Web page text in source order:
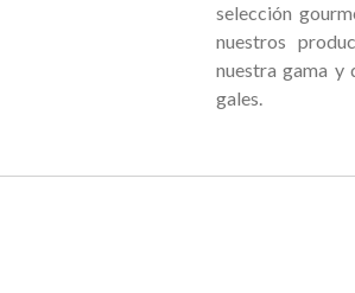
selección
nuestros
nuestra gama y
gales.